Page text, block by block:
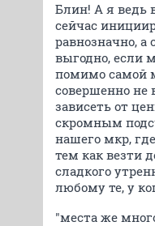
Блин! А я ведь
сейчас
равнозначно, а
выгодно, если
помимо самой
совершенно не
зависеть от
скромным
нашего мкр,
тем как везти
сладкого
любому те, у
"места же